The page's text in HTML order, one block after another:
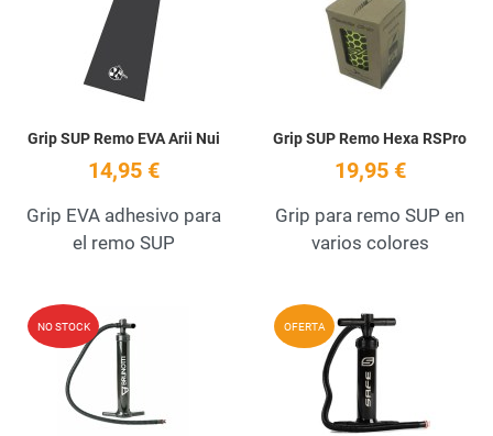
Grip SUP Remo EVA Arii Nui
14,95 €
Grip EVA adhesivo para
el remo SUP
Grip SUP Remo Hexa RSPro
19,95 €
Grip para remo SUP en
varios colores
NO STOCK Add to Wishlist
Quick View
OFERTA